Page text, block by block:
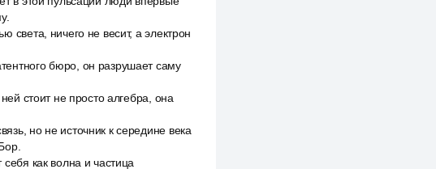
ничего не весит, а электрон
бюро, он разрушает саму
стоит не просто алгебра, она
но не источник к середине века
как волна и частица